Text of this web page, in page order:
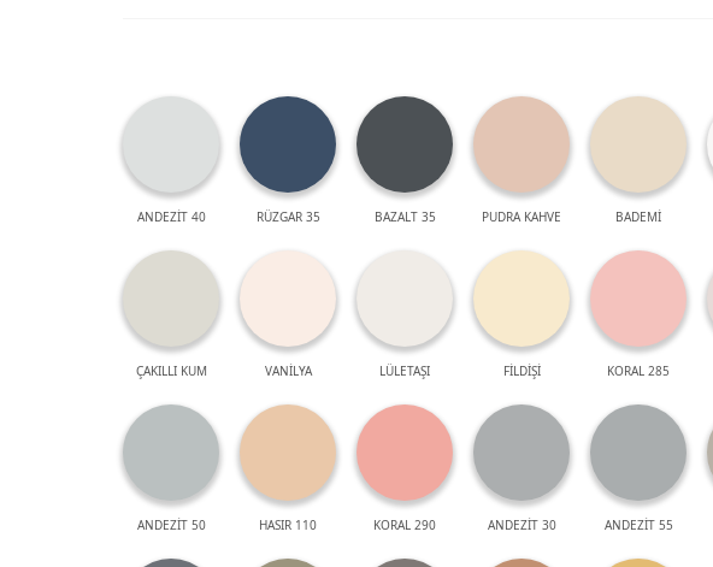
ANDEZİT 40 RÜZGAR 35 BAZALT 35 PUDRA KAHVE BADEMİ
ÇAKILLI KUM VANİLYA LÜLETAŞI FİLDİŞİ KORAL 285
ANDEZİT 50 HASIR 110 KORAL 290 ANDEZİT 30 ANDEZİT 55